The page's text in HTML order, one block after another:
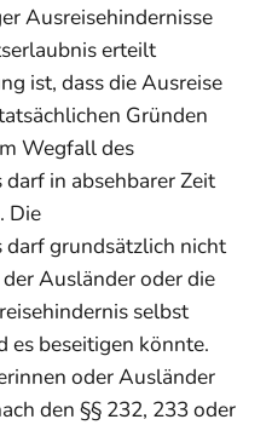
Ausreisehindernisse
erteilt
ist, dass die Ausreise
Gründen
Wegfall des
in absehbarer Zeit
Die
grundsätzlich nicht
Ausländer oder die
selbst
es beseitigen könnte.
oder Ausländer
den §§ 232, 233 oder